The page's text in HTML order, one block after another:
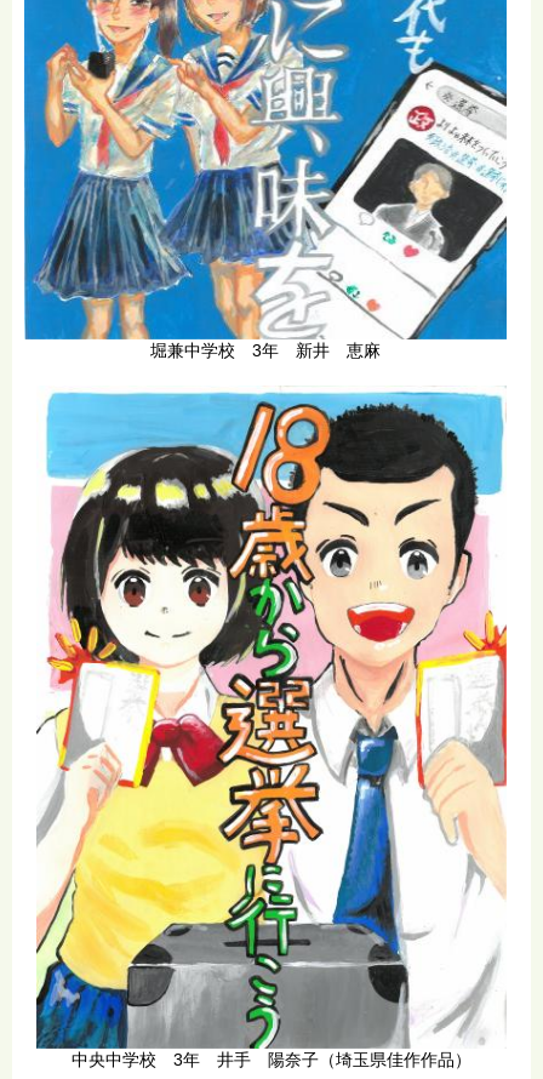
堀兼中学校 3年 新井 恵麻
中央中学校 3年 井手 陽奈子（埼玉県佳作作品）